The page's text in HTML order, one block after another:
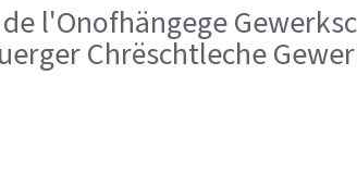
l'Onofhängege
Chrëschtleche